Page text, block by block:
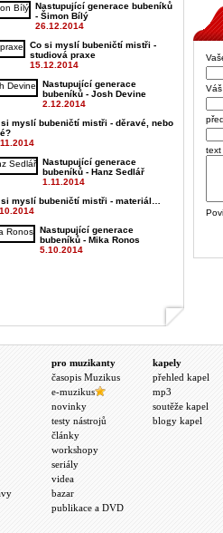
Nastupující generace bubeníků
- Šimon Bílý
26.12.2014
Co si myslí bubeničtí mistři -
studiová praxe
15.12.2014
Nastupující generace
bubeníků - Josh Devine
2.12.2014
si myslí bubeničtí mistři - děravé, nebo
Nastupující generace
bubeníků - Hanz Sedlář
1.11.2014
si myslí bubeničtí mistři - materiál…
Nastupující generace
bubeníků - Mika Ronos
5.10.2014
text
pro muzikanty
časopis Muzikus
e-muzikus
novinky
testy nástrojů
články
workshopy
seriály
videa
bazar
publikace a DVD
kapely
přehled kapel
mp3
soutěže kapel
blogy kapel